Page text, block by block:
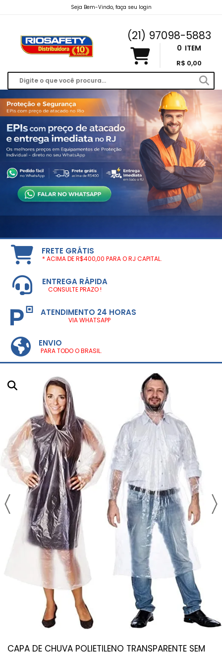
Seja Bem-Vindo, faça seu login
(21) 97098-5883
0 ITEM
R$ 0,00
FRETE GRÁTIS
* ACIMA DE R$400,00 PARA O RJ CAPITAL.
ENTREGA RÁPIDA
CONSULTE PRAZO !
ATENDIMENTO 24 HORAS
VIA WHATSAPP
ENVIO
PARA TODO O BRASIL.
CAPA DE CHUVA POLIETILENO TRANSPARENTE SEM